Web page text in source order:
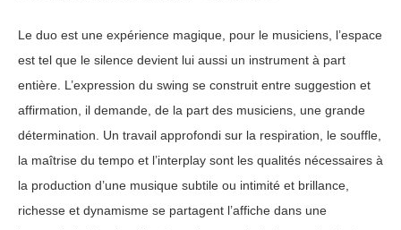
Le duo est une expérience magique, pour le musiciens, l’espace
est tel que le silence devient lui aussi un instrument à part
entière. L’expression du swing se construit entre suggestion et
affirmation, il demande, de la part des musiciens, une grande
détermination. Un travail approfondi sur la respiration, le souffle,
la maîtrise du tempo et l’interplay sont les qualités nécessaires à
la production d’une musique subtile ou intimité et brillance,
richesse et dynamisme se partagent l’affiche dans une